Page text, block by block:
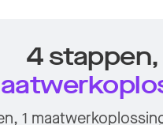
4 stappen,
1